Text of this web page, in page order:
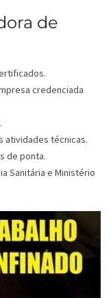
de
credenciada
atividades técnicas.
de ponta.
Sanitária e Ministério